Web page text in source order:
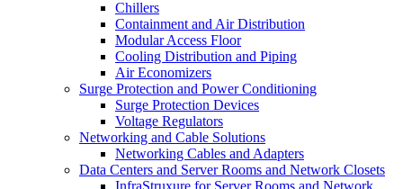
Chillers
Containment and Air Distribution
Modular Access Floor
Cooling Distribution and Piping
Air Economizers
Surge Protection and Power Conditioning
Surge Protection Devices
Voltage Regulators
Networking and Cable Solutions
Networking Cables and Adapters
Data Centers and Server Rooms and Network Closets
InfraStruxure for Server Rooms and Network